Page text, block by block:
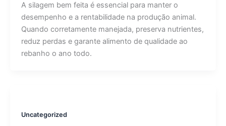
A silagem bem feita é essencial para manter o
desempenho e a rentabilidade na produção animal.
Quando corretamente manejada, preserva nutrientes,
reduz perdas e garante alimento de qualidade ao
rebanho o ano todo.
Uncategorized